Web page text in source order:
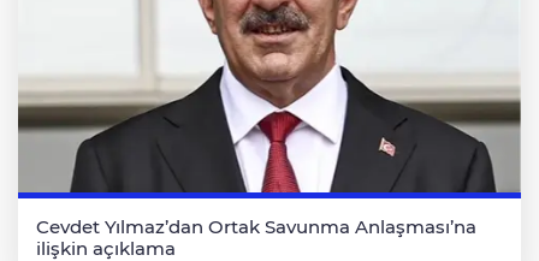
Cevdet Yılmaz’dan Ortak Savunma Anlaşması’na
ilişkin açıklama